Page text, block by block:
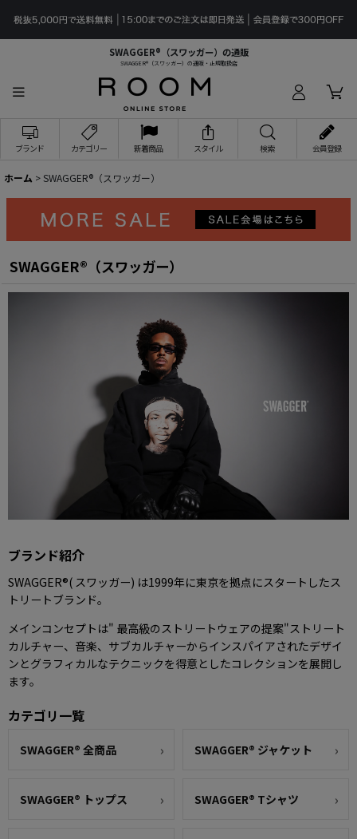
SWAGGER®（スワッガー）の通販
SWAGGER®（スワッガー）の通販・正規取扱店
ブランド カテゴリー 新着商品 スタイル 検索 会員登録
ホーム >SWAGGER®（スワッガー）
SWAGGER®（スワッガー）
ブランド紹介
SWAGGER®( スワッガー) は1999年に東京を拠点にスタートしたス
トリートブランド。
メインコンセプトは" 最高級のストリートウェアの提案"ストリート
カルチャー、音楽、サブカルチャーからインスパイアされたデザイ
ンとグラフィカルなテクニックを得意としたコレクションを展開し
ます。
カテゴリ一覧
SWAGGER® 全商品 SWAGGER® ジャケット
SWAGGER® トップス SWAGGER® Tシャツ